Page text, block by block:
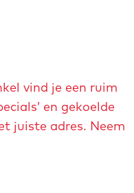
vind je een ruim
en gekoelde
juiste adres. Neem